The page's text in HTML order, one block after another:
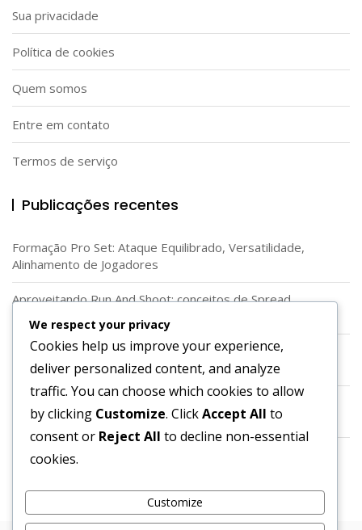
Sua privacidade
Política de cookies
Quem somos
Entre em contato
Termos de serviço
Publicações recentes
Formação Pro Set: Ataque Equilibrado, Versatilidade,
Alinhamento de Jogadores
Aproveitando Run And Shoot: conceitos de Spread,
Lançamentos rápidos, Rotas dos Recebedores
Utilização da Formação em Diamante: Ângulos únicos,
Vantagens de espaçamento, Corredores de corrida
Lançamentos rápidos, Lançamentos profundos, Leituras
Usando Backfield Vazio: Foco no Passe, Leituras Rápidas,
We respect your privacy
Cookies help us improve your experience,
deliver personalized content, and analyze
traffic. You can choose which cookies to allow
by clicking Customize. ClickAccept All to
consent or Reject All to decline non-essential
cookies.
Customize